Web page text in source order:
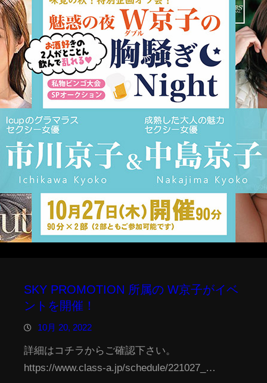
SKY PROMOTION 所属の W京子がイベ
ントを開催！
10月 20, 2022
詳細はコチラからご確認下さい。
https://www.class-a.jp/schedule/221027_…